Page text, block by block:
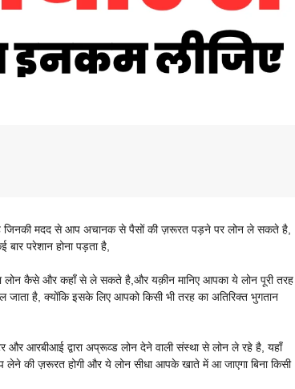
जिनकी मदद से आप अचानक से पैसों की ज़रूरत पड़ने पर लोन ले सकते है,
परेशान होना पड़ता है,
कैसे और कहाँ से ले सकते है,और यक़ीन मानिए आपका ये लोन पूरी तरह
जाता है, क्योंकि इसके लिए आपको किसी भी तरह का अतिरिक्त भुगतान
और आरबीआई द्वारा अप्रूव्ड लोन देने वाली संस्था से लोन ले रहे है, यहाँ
की ज़रूरत होगी और ये लोन सीधा आपके खाते में आ जाएगा बिना किसी